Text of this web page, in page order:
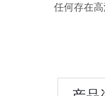
任何存在